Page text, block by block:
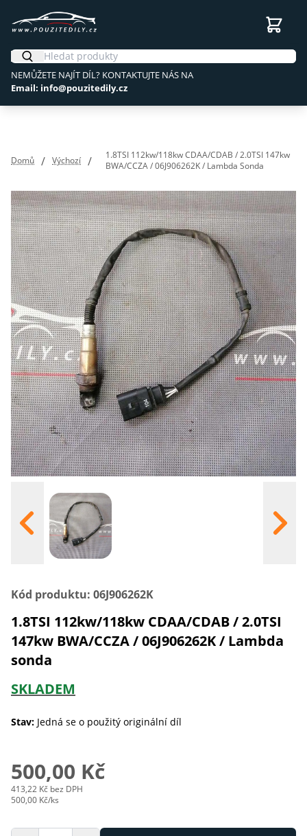
NEMŮŽETE NAJÍT DÍL? KONTAKTUJTE NÁS NA
Email: info@pouzitedily.cz
Domů / Výchozí /
1.8TSI 112kw/118kw CDAA/CDAB / 2.0TSI 147kw
BWA/CCZA / 06J906262K / Lambda Sonda
Kód produktu: 06J906262K
1.8TSI 112kw/118kw CDAA/CDAB / 2.0TSI
147kw BWA/CCZA / 06J906262K / Lambda
sonda
SKLADEM
Stav: Jedná se o použitý originální díl
500,00 Kč
413,22 Kč bez DPH
500,00 Kč/ks